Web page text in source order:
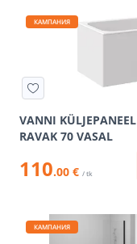
КАМПАНИЯ
VANNI KÜLJEPANEEL
RAVAK 70 VASAL
110.00 € / tk
КАМПАНИЯ